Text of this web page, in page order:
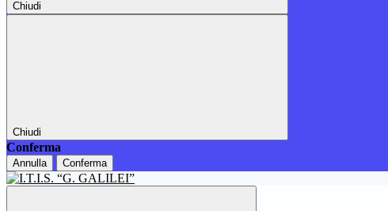
Chiudi
Chiudi
Conferma
Annulla Conferma